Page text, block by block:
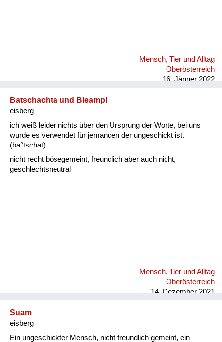
Mensch, Tier und Alltag
Oberösterreich
16. Jänner 2022
Batschachta und Bleampl
eisberg
ich weiß leider nichts über den Ursprung der Worte, bei uns
wurde es verwendet für jemanden der ungeschickt ist.
(ba°tschat)
nicht recht bösegemeint, freundlich aber auch nicht,
geschlechtsneutral
Mensch, Tier und Alltag
Oberösterreich
14. Dezember 2021
Suam
eisberg
Ein ungeschickter Mensch, nicht freundlich gemeint, ein